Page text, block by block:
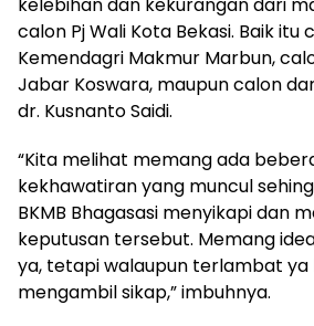
calon Pj Wali Kota Bekasi. Baik itu
Kemendagri Makmur Marbun,
Jabar Koswara, maupun calon
dr. Kusnanto Saidi.
“Kita melihat memang ada
kekhawatiran yang muncul
BKMB Bhagasasi menyikapi dan
keputusan tersebut. Memang
ya, tetapi walaupun terlambat ya
mengambil sikap,” imbuhnya.